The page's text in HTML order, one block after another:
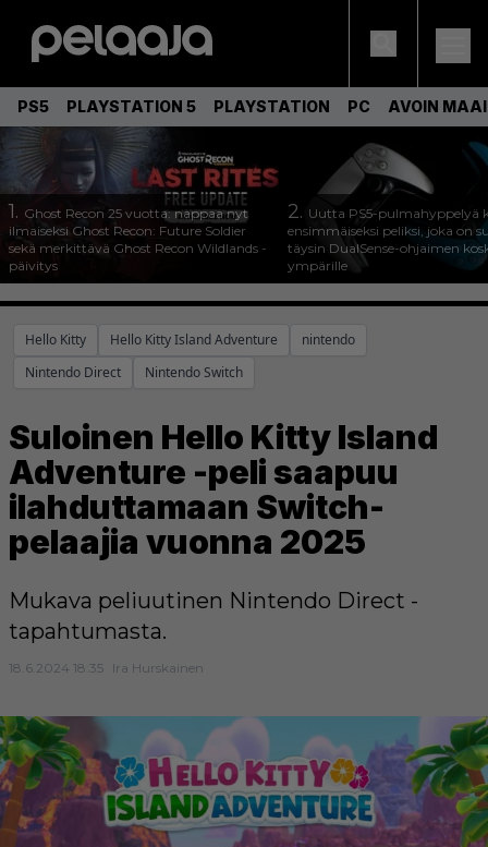
PS5 PLAYSTATION 5 PLAYSTATION PC AVOIN
1. Ghost Recon 25 vuotta: nappaa nyt
ilmaiseksi Ghost Recon: Future Soldier
sekä merkittävä Ghost Recon Wildlands -
päivitys
2. Uutta PS5-pulmahyppelyä
ensimmäiseksi peliksi, joka on
täysin DualSense-ohjaimen
ympärille
Hello Kitty Hello Kitty Island Adventure
nintendo
Nintendo Direct
Nintendo Switch
Suloinen Hello Kitty Island
Adventure -peli saapuu
ilahduttamaan Switch-
pelaajia vuonna 2025
Mukava peliuutinen Nintendo Direct -
tapahtumasta.
18.6.2024 18:35 Ira Hurskainen